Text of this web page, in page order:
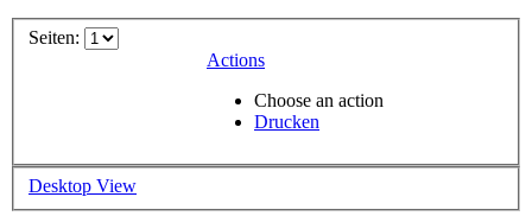
Seiten:
Actions
Choose an action
Drucken
Desktop View